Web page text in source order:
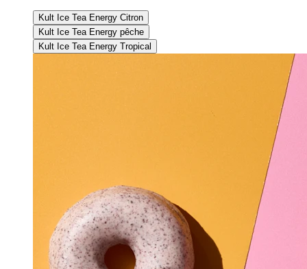
Kult Ice Tea Energy Citron
Kult Ice Tea Energy pêche
Kult Ice Tea Energy Tropical